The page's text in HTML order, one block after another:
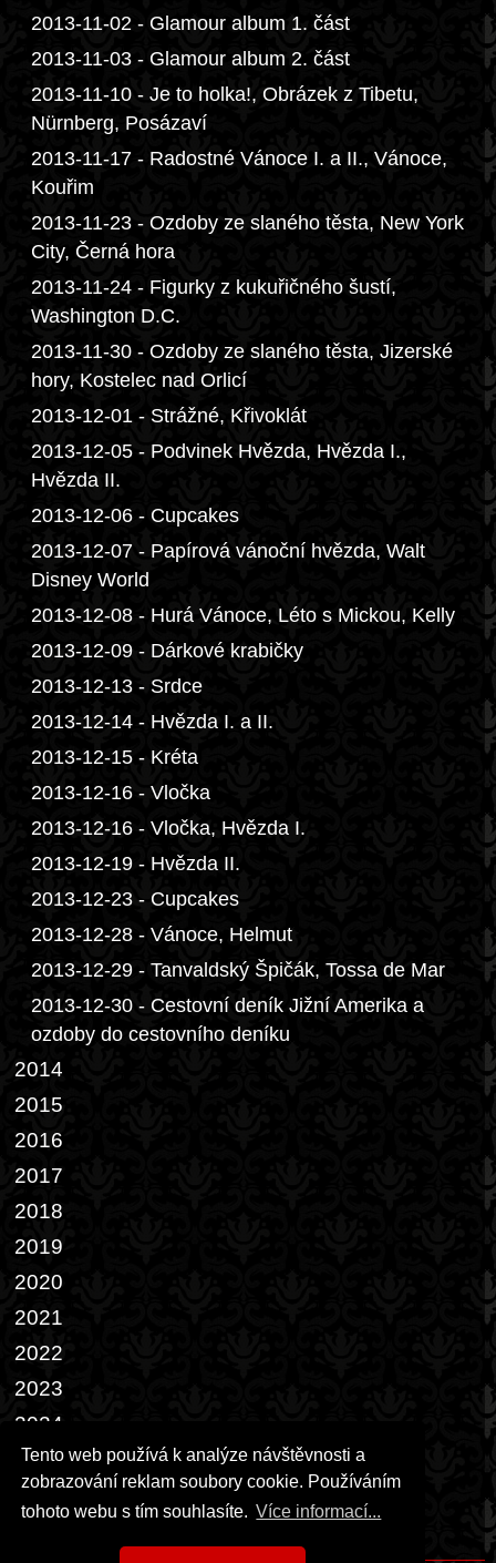
Tento web používá k analýze návštěvnosti a
zobrazování reklam soubory cookie. Používáním
tohoto webu s tím souhlasíte. Více informací...
2013-11-02 - Glamour album 1. část
2013-11-03 - Glamour album 2. část
2013-11-10 - Je to holka!, Obrázek z Tibetu,
Nürnberg, Posázaví
2013-11-17 - Radostné Vánoce I. a II., Vánoce,
Kouřim
2013-11-23 - Ozdoby ze slaného těsta, New York
City, Černá hora
2013-11-24 - Figurky z kukuřičného šustí,
Washington D.C.
2013-11-30 - Ozdoby ze slaného těsta, Jizerské
hory, Kostelec nad Orlicí
2013-12-01 - Strážné, Křivoklát
2013-12-05 - Podvinek Hvězda, Hvězda I.,
Hvězda II.
2013-12-06 - Cupcakes
2013-12-07 - Papírová vánoční hvězda, Walt
Disney World
2013-12-08 - Hurá Vánoce, Léto s Mickou, Kelly
2013-12-09 - Dárkové krabičky
2013-12-13 - Srdce
2013-12-14 - Hvězda I. a II.
2013-12-15 - Kréta
2013-12-16 - Vločka
2013-12-16 - Vločka, Hvězda I.
2013-12-19 - Hvězda II.
2013-12-23 - Cupcakes
2013-12-28 - Vánoce, Helmut
2013-12-29 - Tanvaldský Špičák, Tossa de Mar
2013-12-30 - Cestovní deník Jižní Amerika a
ozdoby do cestovního deníku
2014
2015
2016
2017
2018
2019
2020
2021
2022
2023
2024
2025
2026